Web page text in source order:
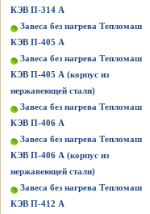
КЭВ П-314 А
Завеса без нагрева Тепломаш
КЭВ П-405 А
Завеса без нагрева Тепломаш
КЭВ П-405 А (корпус из
нержавеющей стали)
Завеса без нагрева Тепломаш
КЭВ П-406 А
Завеса без нагрева Тепломаш
КЭВ П-406 А (корпус из
нержавеющей стали)
Завеса без нагрева Тепломаш
КЭВ П-412 А